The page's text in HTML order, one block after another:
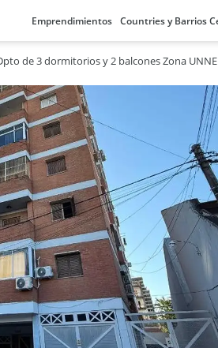
Emprendimientos Countries y Barrios
de 3 dormitorios y 2 balcones Zona UNNE